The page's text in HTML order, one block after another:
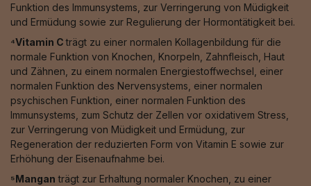
Funktion des Immunsystems, zur Verringerung von Müdigkeit
und Ermüdung sowie zur Regulierung der Hormontätigkeit bei.
⁴Vitamin Cträgt zu einer normalen Kollagenbildung für die
normale Funktion von Knochen, Knorpeln, Zahnfleisch, Haut
und Zähnen, zu einem normalen Energiestoffwechsel, einer
normalen Funktion des Nervensystems, einer normalen
psychischen Funktion, einer normalen Funktion des
Immunsystems, zum Schutz der Zellen vor oxidativem Stress,
zur Verringerung von Müdigkeit und Ermüdung, zur
Regeneration der reduzierten Form von Vitamin E sowie zur
Erhöhung der Eisenaufnahme bei.
⁵Mangan trägt zur Erhaltung normaler Knochen, zu einer